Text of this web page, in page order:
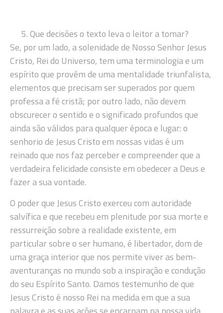
Que decisões o texto leva o leitor a tomar?
Se, por um lado, a solenidade de Nosso Senhor Jesus
Cristo, Rei do Universo, tem uma terminologia e um
espírito que provêm de uma mentalidade triunfalista,
elementos que precisam ser superados por quem
professa a fé cristã; por outro lado, não devem
obscurecer o sentido e o significado profundos que
ainda são válidos para qualquer época e lugar: o
senhorio de Jesus Cristo em nossas vidas é um
reinado que nos faz perceber e compreender que a
verdadeira felicidade consiste em obedecer a Deus e
fazer a sua vontade.
O poder que Jesus Cristo exerceu com autoridade
salvífica e que recebeu em plenitude por sua morte e
ressurreição sobre a realidade existente, em
particular sobre o ser humano, é libertador, dom de
uma graça interior que nos permite viver as bem-
aventuranças no mundo sob a inspiração e condução
do seu Espírito Santo. Damos testemunho de que
Jesus Cristo é nosso Rei na medida em que a sua